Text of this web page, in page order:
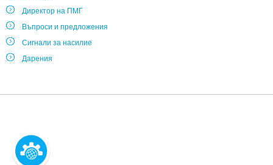
Директор на ПМГ
Въпроси и предложения
Сигнали за насилие
Дарения